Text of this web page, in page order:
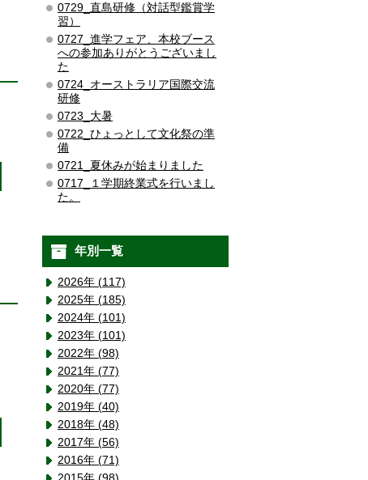
0729_直島研修（対話型鑑賞学
習）
0727_進学フェア、本校ブース
への参加ありがとうございまし
た
0724_オーストラリア国際交流
研修
0723_大暑
0722_ひょっとして文化祭の準
備
0721_夏休みが始まりました
0717_１学期終業式を行いまし
た。
年別一覧
2026年 (117)
2025年 (185)
2024年 (101)
2023年 (101)
2022年 (98)
2021年 (77)
2020年 (77)
2019年 (40)
2018年 (48)
2017年 (56)
2016年 (71)